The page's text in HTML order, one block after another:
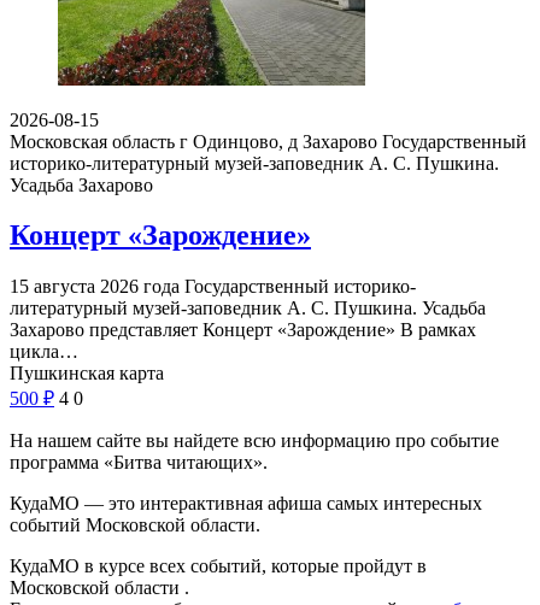
2026-08-15
Московская область г Одинцово, д Захарово Государственный
историко-литературный музей-заповедник А. С. Пушкина.
Усадьба Захарово
Концерт «Зарождение»
15 августа 2026 года Государственный историко-
литературный музей-заповедник А. С. Пушкина. Усадьба
Захарово представляет Концерт «Зарождение» В рамках
цикла…
Пушкинская карта
500 ₽ 4 0
На нашем сайте вы найдете всю информацию про событие
программа «Битва читающих».
КудаМО — это интерактивная афиша самых интересных
событий Московской области.
КудаМО в курсе всех событий, которые пройдут в
Московской области .